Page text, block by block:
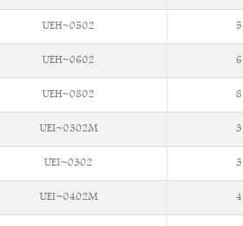
UEH~0502 5
UEH~0602 6
UEH~0802 8
UEI~0302M 3
UEI~0302 3
UEI~0402M 4